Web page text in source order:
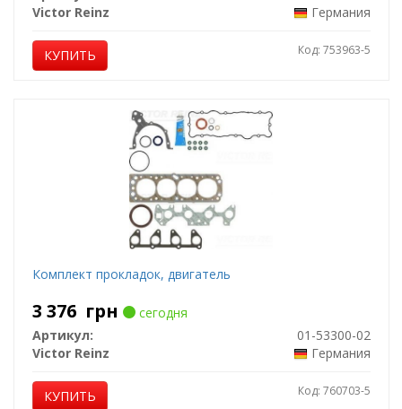
Victor Reinz
Германия
КУПИТЬ Код: 753963-5
Комплект прокладок, двигатель
3 376 грн
сегодня
Артикул:
01-53300-02
Victor Reinz
Германия
КУПИТЬ Код: 760703-5